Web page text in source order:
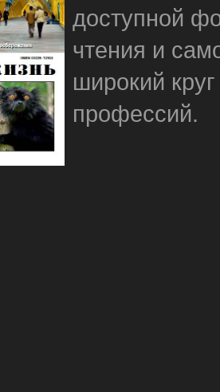
доступной
чтения и
широкий
профессий.